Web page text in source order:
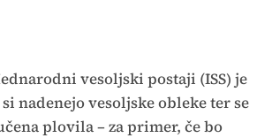
vesoljski postaji (ISS) je
nadenejo vesoljske obleke ter se
plovila – za primer, če bo